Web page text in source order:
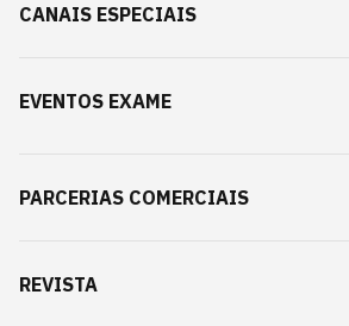
CANAIS ESPECIAIS
EVENTOS EXAME
PARCERIAS COMERCIAIS
REVISTA